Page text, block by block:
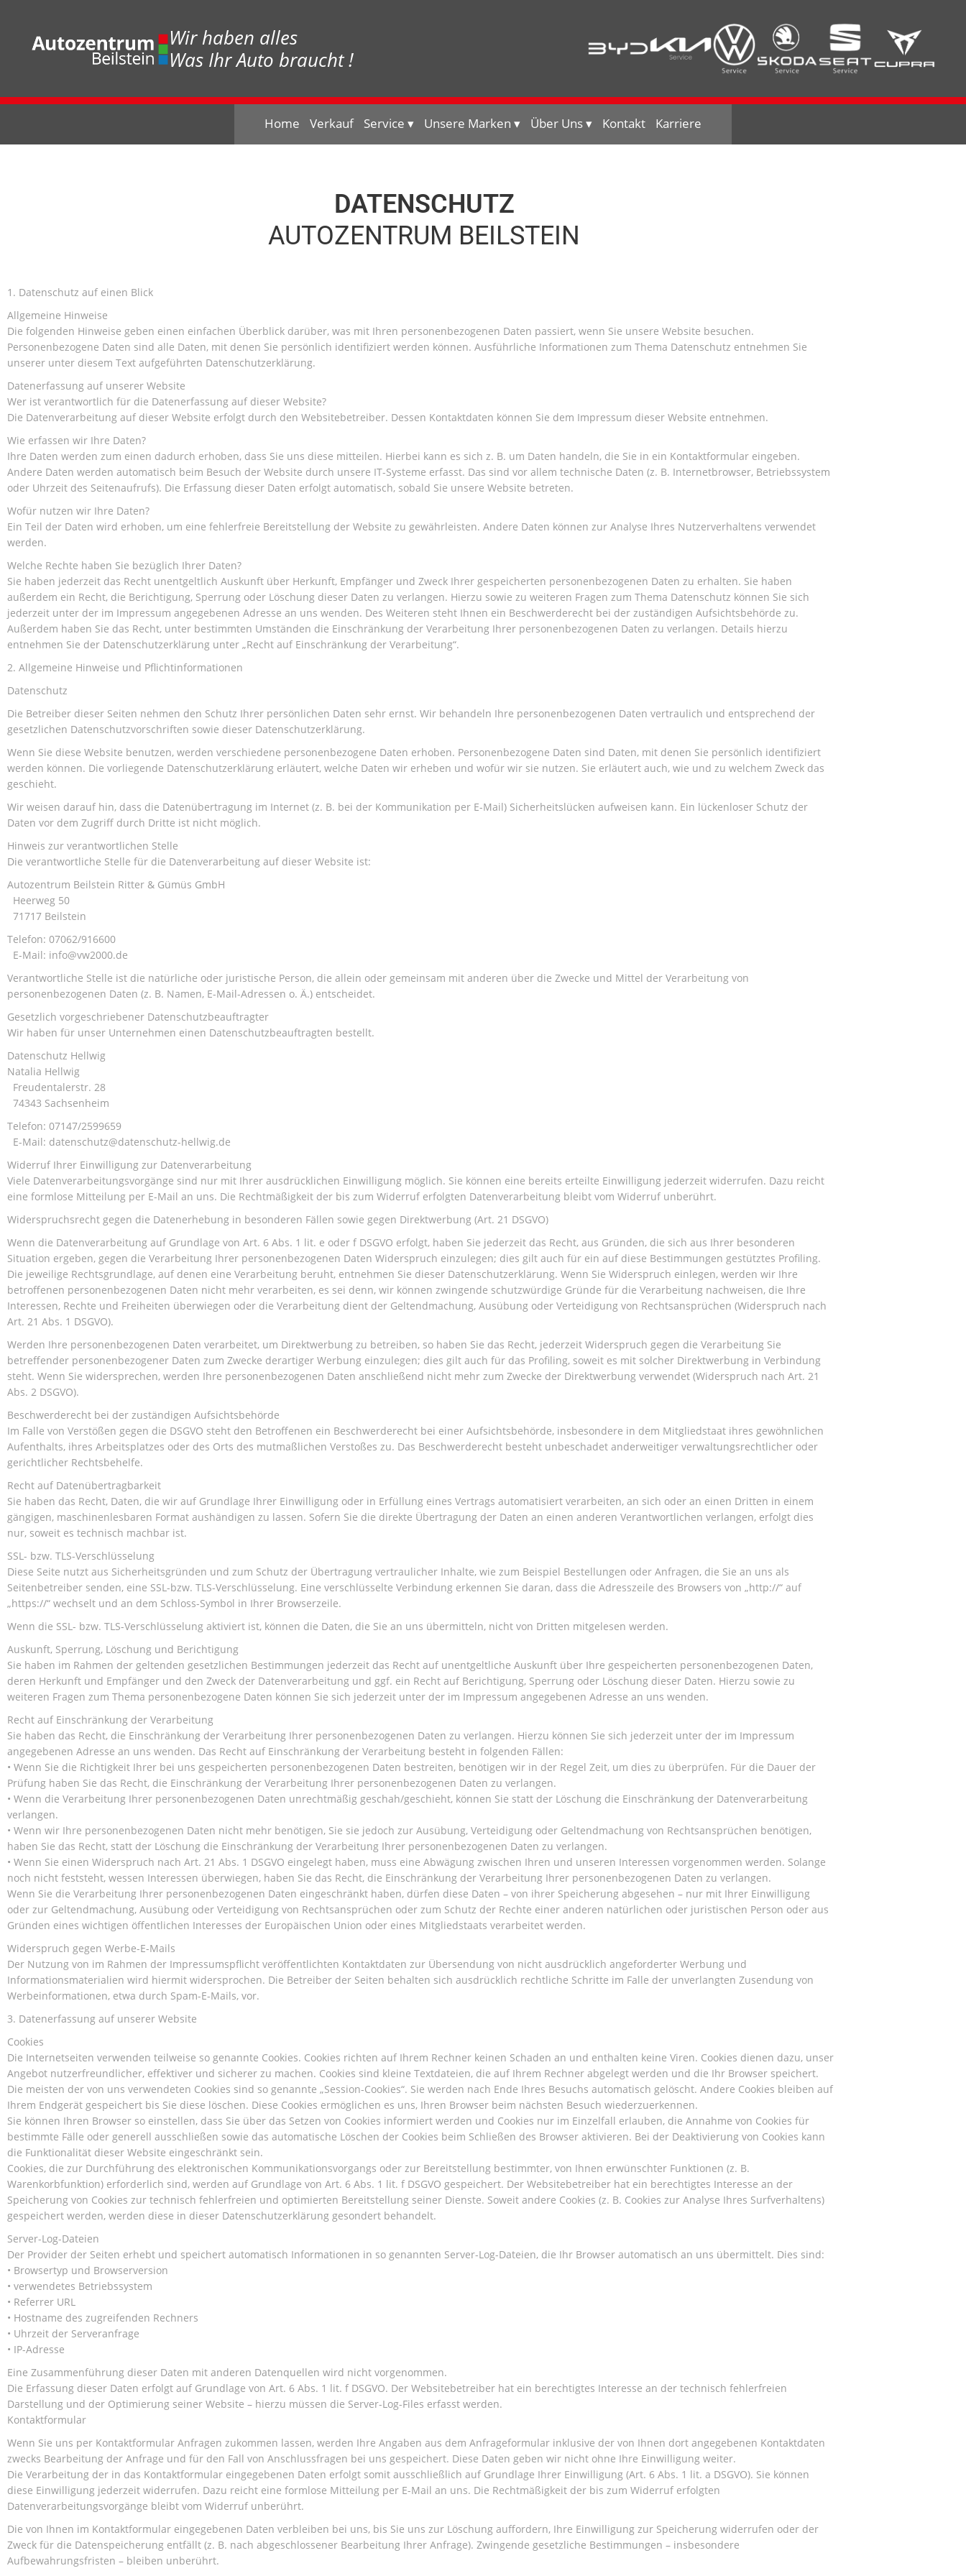
Wir haben alles
Was Ihr Auto braucht !
Home Verkauf Service Unsere Marken Über Uns Kontakt Karriere
DATENSCHUTZ
AUTOZENTRUM BEILSTEIN
1. Datenschutz auf einen Blick
Allgemeine Hinweise
Die folgenden Hinweise geben einen einfachen Überblick darüber, was mit Ihren personenbezogenen Daten passiert, wenn Sie unsere Website besuchen.
Personenbezogene Daten sind alle Daten, mit denen Sie persönlich identifiziert werden können. Ausführliche Informationen zum Thema Datenschutz entnehmen Sie
unserer unter diesem Text aufgeführten Datenschutzerklärung.
Datenerfassung auf unserer Website
Wer ist verantwortlich für die Datenerfassung auf dieser Website?
Die Datenverarbeitung auf dieser Website erfolgt durch den Websitebetreiber. Dessen Kontaktdaten können Sie dem Impressum dieser Website entnehmen.
Wie erfassen wir Ihre Daten?
Ihre Daten werden zum einen dadurch erhoben, dass Sie uns diese mitteilen. Hierbei kann es sich z. B. um Daten handeln, die Sie in ein Kontaktformular eingeben.
Andere Daten werden automatisch beim Besuch der Website durch unsere IT-Systeme erfasst. Das sind vor allem technische Daten (z. B. Internetbrowser, Betriebssystem
oder Uhrzeit des Seitenaufrufs). Die Erfassung dieser Daten erfolgt automatisch, sobald Sie unsere Website betreten.
Wofür nutzen wir Ihre Daten?
Ein Teil der Daten wird erhoben, um eine fehlerfreie Bereitstellung der Website zu gewährleisten. Andere Daten können zur Analyse Ihres Nutzerverhaltens verwendet
werden.
Welche Rechte haben Sie bezüglich Ihrer Daten?
Sie haben jederzeit das Recht unentgeltlich Auskunft über Herkunft, Empfänger und Zweck Ihrer gespeicherten personenbezogenen Daten zu erhalten. Sie haben
außerdem ein Recht, die Berichtigung, Sperrung oder Löschung dieser Daten zu verlangen. Hierzu sowie zu weiteren Fragen zum Thema Datenschutz können Sie sich
jederzeit unter der im Impressum angegebenen Adresse an uns wenden. Des Weiteren steht Ihnen ein Beschwerderecht bei der zuständigen Aufsichtsbehörde zu.
Außerdem haben Sie das Recht, unter bestimmten Umständen die Einschränkung der Verarbeitung Ihrer personenbezogenen Daten zu verlangen. Details hierzu
entnehmen Sie der Datenschutzerklärung unter „Recht auf Einschränkung der Verarbeitung“.
2. Allgemeine Hinweise und Pflichtinformationen
Datenschutz
Die Betreiber dieser Seiten nehmen den Schutz Ihrer persönlichen Daten sehr ernst. Wir behandeln Ihre personenbezogenen Daten vertraulich und entsprechend der
gesetzlichen Datenschutzvorschriften sowie dieser Datenschutzerklärung.
Wenn Sie diese Website benutzen, werden verschiedene personenbezogene Daten erhoben. Personenbezogene Daten sind Daten, mit denen Sie persönlich identifiziert
werden können. Die vorliegende Datenschutzerklärung erläutert, welche Daten wir erheben und wofür wir sie nutzen. Sie erläutert auch, wie und zu welchem Zweck das
geschieht.
Wir weisen darauf hin, dass die Datenübertragung im Internet (z. B. bei der Kommunikation per E-Mail) Sicherheitslücken aufweisen kann. Ein lückenloser Schutz der
Daten vor dem Zugriff durch Dritte ist nicht möglich.
Hinweis zur verantwortlichen Stelle
Die verantwortliche Stelle für die Datenverarbeitung auf dieser Website ist:
Autozentrum Beilstein Ritter & Gümüs GmbH
Heerweg 50
71717 Beilstein
Telefon: 07062/916600
E-Mail: info@vw2000.de
Verantwortliche Stelle ist die natürliche oder juristische Person, die allein oder gemeinsam mit anderen über die Zwecke und Mittel der Verarbeitung von
personenbezogenen Daten (z. B. Namen, E-Mail-Adressen o. Ä.) entscheidet.
Gesetzlich vorgeschriebener Datenschutzbeauftragter
Wir haben für unser Unternehmen einen Datenschutzbeauftragten bestellt.
Datenschutz Hellwig
Natalia Hellwig
Freudentalerstr. 28
74343 Sachsenheim
Telefon: 07147/2599659
E-Mail: datenschutz@datenschutz-hellwig.de
Widerruf Ihrer Einwilligung zur Datenverarbeitung
Viele Datenverarbeitungsvorgänge sind nur mit Ihrer ausdrücklichen Einwilligung möglich. Sie können eine bereits erteilte Einwilligung jederzeit widerrufen. Dazu reicht
eine formlose Mitteilung per E-Mail an uns. Die Rechtmäßigkeit der bis zum Widerruf erfolgten Datenverarbeitung bleibt vom Widerruf unberührt.
Widerspruchsrecht gegen die Datenerhebung in besonderen Fällen sowie gegen Direktwerbung (Art. 21 DSGVO)
Wenn die Datenverarbeitung auf Grundlage von Art. 6 Abs. 1 lit. e oder f DSGVO erfolgt, haben Sie jederzeit das Recht, aus Gründen, die sich aus Ihrer besonderen
Situation ergeben, gegen die Verarbeitung Ihrer personenbezogenen Daten Widerspruch einzulegen; dies gilt auch für ein auf diese Bestimmungen gestütztes Profiling.
Die jeweilige Rechtsgrundlage, auf denen eine Verarbeitung beruht, entnehmen Sie dieser Datenschutzerklärung. Wenn Sie Widerspruch einlegen, werden wir Ihre
betroffenen personenbezogenen Daten nicht mehr verarbeiten, es sei denn, wir können zwingende schutzwürdige Gründe für die Verarbeitung nachweisen, die Ihre
Interessen, Rechte und Freiheiten überwiegen oder die Verarbeitung dient der Geltendmachung, Ausübung oder Verteidigung von Rechtsansprüchen (Widerspruch nach
Art. 21 Abs. 1 DSGVO).
Werden Ihre personenbezogenen Daten verarbeitet, um Direktwerbung zu betreiben, so haben Sie das Recht, jederzeit Widerspruch gegen die Verarbeitung Sie
betreffender personenbezogener Daten zum Zwecke derartiger Werbung einzulegen; dies gilt auch für das Profiling, soweit es mit solcher Direktwerbung in Verbindung
steht. Wenn Sie widersprechen, werden Ihre personenbezogenen Daten anschließend nicht mehr zum Zwecke der Direktwerbung verwendet (Widerspruch nach Art. 21
Abs. 2 DSGVO).
Beschwerderecht bei der zuständigen Aufsichtsbehörde
Im Falle von Verstößen gegen die DSGVO steht den Betroffenen ein Beschwerderecht bei einer Aufsichtsbehörde, insbesondere in dem Mitgliedstaat ihres gewöhnlichen
Aufenthalts, ihres Arbeitsplatzes oder des Orts des mutmaßlichen Verstoßes zu. Das Beschwerderecht besteht unbeschadet anderweitiger verwaltungsrechtlicher oder
gerichtlicher Rechtsbehelfe.
Recht auf Datenübertragbarkeit
Sie haben das Recht, Daten, die wir auf Grundlage Ihrer Einwilligung oder in Erfüllung eines Vertrags automatisiert verarbeiten, an sich oder an einen Dritten in einem
gängigen, maschinenlesbaren Format aushändigen zu lassen. Sofern Sie die direkte Übertragung der Daten an einen anderen Verantwortlichen verlangen, erfolgt dies
nur, soweit es technisch machbar ist.
SSL- bzw. TLS-Verschlüsselung
Diese Seite nutzt aus Sicherheitsgründen und zum Schutz der Übertragung vertraulicher Inhalte, wie zum Beispiel Bestellungen oder Anfragen, die Sie an uns als
Seitenbetreiber senden, eine SSL-bzw. TLS-Verschlüsselung. Eine verschlüsselte Verbindung erkennen Sie daran, dass die Adresszeile des Browsers von „http://“ auf
„https://“ wechselt und an dem Schloss-Symbol in Ihrer Browserzeile.
Wenn die SSL- bzw. TLS-Verschlüsselung aktiviert ist, können die Daten, die Sie an uns übermitteln, nicht von Dritten mitgelesen werden.
Auskunft, Sperrung, Löschung und Berichtigung
Sie haben im Rahmen der geltenden gesetzlichen Bestimmungen jederzeit das Recht auf unentgeltliche Auskunft über Ihre gespeicherten personenbezogenen Daten,
deren Herkunft und Empfänger und den Zweck der Datenverarbeitung und ggf. ein Recht auf Berichtigung, Sperrung oder Löschung dieser Daten. Hierzu sowie zu
weiteren Fragen zum Thema personenbezogene Daten können Sie sich jederzeit unter der im Impressum angegebenen Adresse an uns wenden.
Recht auf Einschränkung der Verarbeitung
Sie haben das Recht, die Einschränkung der Verarbeitung Ihrer personenbezogenen Daten zu verlangen. Hierzu können Sie sich jederzeit unter der im Impressum
angegebenen Adresse an uns wenden. Das Recht auf Einschränkung der Verarbeitung besteht in folgenden Fällen:
• Wenn Sie die Richtigkeit Ihrer bei uns gespeicherten personenbezogenen Daten bestreiten, benötigen wir in der Regel Zeit, um dies zu überprüfen. Für die Dauer der
Prüfung haben Sie das Recht, die Einschränkung der Verarbeitung Ihrer personenbezogenen Daten zu verlangen.
• Wenn die Verarbeitung Ihrer personenbezogenen Daten unrechtmäßig geschah/geschieht, können Sie statt der Löschung die Einschränkung der Datenverarbeitung
verlangen.
• Wenn wir Ihre personenbezogenen Daten nicht mehr benötigen, Sie sie jedoch zur Ausübung, Verteidigung oder Geltendmachung von Rechtsansprüchen benötigen,
haben Sie das Recht, statt der Löschung die Einschränkung der Verarbeitung Ihrer personenbezogenen Daten zu verlangen.
• Wenn Sie einen Widerspruch nach Art. 21 Abs. 1 DSGVO eingelegt haben, muss eine Abwägung zwischen Ihren und unseren Interessen vorgenommen werden. Solange
noch nicht feststeht, wessen Interessen überwiegen, haben Sie das Recht, die Einschränkung der Verarbeitung Ihrer personenbezogenen Daten zu verlangen.
Wenn Sie die Verarbeitung Ihrer personenbezogenen Daten eingeschränkt haben, dürfen diese Daten – von ihrer Speicherung abgesehen – nur mit Ihrer Einwilligung
oder zur Geltendmachung, Ausübung oder Verteidigung von Rechtsansprüchen oder zum Schutz der Rechte einer anderen natürlichen oder juristischen Person oder aus
Gründen eines wichtigen öffentlichen Interesses der Europäischen Union oder eines Mitgliedstaats verarbeitet werden.
Widerspruch gegen Werbe-E-Mails
Der Nutzung von im Rahmen der Impressumspflicht veröffentlichten Kontaktdaten zur Übersendung von nicht ausdrücklich angeforderter Werbung und
Informationsmaterialien wird hiermit widersprochen. Die Betreiber der Seiten behalten sich ausdrücklich rechtliche Schritte im Falle der unverlangten Zusendung von
Werbeinformationen, etwa durch Spam-E-Mails, vor.
3. Datenerfassung auf unserer Website
Cookies
Die Internetseiten verwenden teilweise so genannte Cookies. Cookies richten auf Ihrem Rechner keinen Schaden an und enthalten keine Viren. Cookies dienen dazu, unser
Angebot nutzerfreundlicher, effektiver und sicherer zu machen. Cookies sind kleine Textdateien, die auf Ihrem Rechner abgelegt werden und die Ihr Browser speichert.
Die meisten der von uns verwendeten Cookies sind so genannte „Session-Cookies“. Sie werden nach Ende Ihres Besuchs automatisch gelöscht. Andere Cookies bleiben auf
Ihrem Endgerät gespeichert bis Sie diese löschen. Diese Cookies ermöglichen es uns, Ihren Browser beim nächsten Besuch wiederzuerkennen.
Sie können Ihren Browser so einstellen, dass Sie über das Setzen von Cookies informiert werden und Cookies nur im Einzelfall erlauben, die Annahme von Cookies für
bestimmte Fälle oder generell ausschließen sowie das automatische Löschen der Cookies beim Schließen des Browser aktivieren. Bei der Deaktivierung von Cookies kann
die Funktionalität dieser Website eingeschränkt sein.
Cookies, die zur Durchführung des elektronischen Kommunikationsvorgangs oder zur Bereitstellung bestimmter, von Ihnen erwünschter Funktionen (z. B.
Warenkorbfunktion) erforderlich sind, werden auf Grundlage von Art. 6 Abs. 1 lit. f DSGVO gespeichert. Der Websitebetreiber hat ein berechtigtes Interesse an der
Speicherung von Cookies zur technisch fehlerfreien und optimierten Bereitstellung seiner Dienste. Soweit andere Cookies (z. B. Cookies zur Analyse Ihres Surfverhaltens)
gespeichert werden, werden diese in dieser Datenschutzerklärung gesondert behandelt.
Server-Log-Dateien
Der Provider der Seiten erhebt und speichert automatisch Informationen in so genannten Server-Log-Dateien, die Ihr Browser automatisch an uns übermittelt. Dies sind:
• Browsertyp und Browserversion
• verwendetes Betriebssystem
• Referrer URL
• Hostname des zugreifenden Rechners
• Uhrzeit der Serveranfrage
• IP-Adresse
Eine Zusammenführung dieser Daten mit anderen Datenquellen wird nicht vorgenommen.
Die Erfassung dieser Daten erfolgt auf Grundlage von Art. 6 Abs. 1 lit. f DSGVO. Der Websitebetreiber hat ein berechtigtes Interesse an der technisch fehlerfreien
Darstellung und der Optimierung seiner Website – hierzu müssen die Server-Log-Files erfasst werden.
Kontaktformular
Wenn Sie uns per Kontaktformular Anfragen zukommen lassen, werden Ihre Angaben aus dem Anfrageformular inklusive der von Ihnen dort angegebenen Kontaktdaten
zwecks Bearbeitung der Anfrage und für den Fall von Anschlussfragen bei uns gespeichert. Diese Daten geben wir nicht ohne Ihre Einwilligung weiter.
Die Verarbeitung der in das Kontaktformular eingegebenen Daten erfolgt somit ausschließlich auf Grundlage Ihrer Einwilligung (Art. 6 Abs. 1 lit. a DSGVO). Sie können
diese Einwilligung jederzeit widerrufen. Dazu reicht eine formlose Mitteilung per E-Mail an uns. Die Rechtmäßigkeit der bis zum Widerruf erfolgten
Datenverarbeitungsvorgänge bleibt vom Widerruf unberührt.
Die von Ihnen im Kontaktformular eingegebenen Daten verbleiben bei uns, bis Sie uns zur Löschung auffordern, Ihre Einwilligung zur Speicherung widerrufen oder der
Zweck für die Datenspeicherung entfällt (z. B. nach abgeschlossener Bearbeitung Ihrer Anfrage). Zwingende gesetzliche Bestimmungen – insbesondere
Aufbewahrungsfristen – bleiben unberührt.